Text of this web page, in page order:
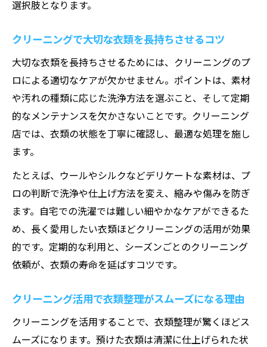
選択肢となります。
クリーニングで大切な衣類を長持ちさせるコツ
大切な衣類を長持ちさせるためには、クリーニングのプ
ロによる適切なケアが欠かせません。ポイントは、素材
や汚れの種類に応じた洗浄方法を選ぶこと、そして定期
的なメンテナンスを欠かさないことです。クリーニング
店では、衣類の状態を丁寧に確認し、最適な処理を施し
ます。
たとえば、ウールやシルクなどデリケートな素材は、プ
ロの判断で洗浄や仕上げ方法を変え、縮みや傷みを防ぎ
ます。自宅での洗濯では難しい細やかなケアができるた
め、長く愛用したい衣類ほどクリーニングの活用が効果
的です。定期的な利用と、シーズンごとのクリーニング
依頼が、衣類の寿命を延ばすコツです。
クリーニング活用で衣類整理がスムーズになる理由
クリーニングを活用することで、衣類整理が驚くほどス
ムーズになります。預けた衣類は清潔に仕上げられた状